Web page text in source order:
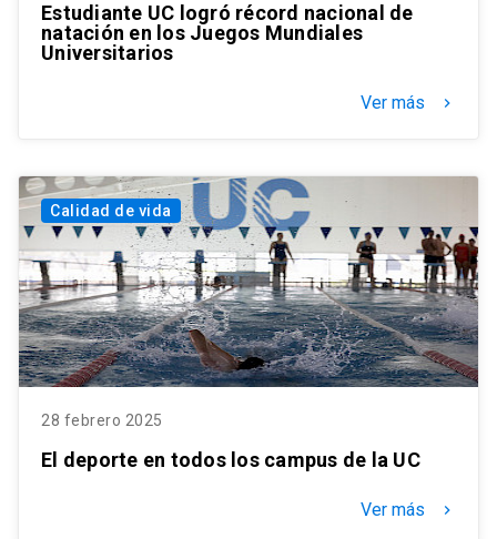
Estudiante UC logró récord nacional de
natación en los Juegos Mundiales
Universitarios
Ver más keyboard_arrow_right
Calidad de vida
28 febrero 2025
El deporte en todos los campus de la UC
Ver más keyboard_arrow_right